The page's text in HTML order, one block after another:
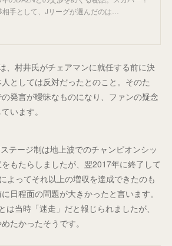
手として、Jリーグが選んだのは…
、村井氏がチェアマンに就任する前に決
としては反対だったとのこと。そのた
発言が曖昧なものになり、ファンの疑念
います。
テージ制は地上波でのチャンピオンシッ
もたらしましたが、翌2017年に終了して
よってそれ以上の増収を達成できたのも
日程面の問題が大きかったと言います。
は当時「迷走」だと報じられましたが、
たかったそうです。